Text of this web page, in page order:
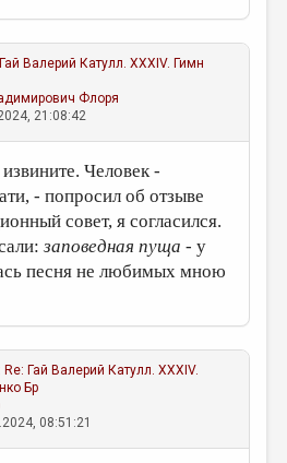
Валерий Катулл. XXXIV. Гимн
Флоря
21:08:42
Человек -
- попросил об отзыве
совет, я согласился.
заповедная пуща - у
песня не любимых мною
Re: Гай Валерий Катулл. XXXIV.
Бр
08:51:21